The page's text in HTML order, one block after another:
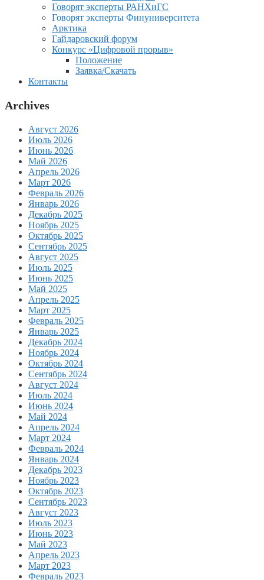
Говорят эксперты РАНХиГС
Говорят эксперты Финуниверситета
Арктика
Гайдаровский форум
Конкурс «Цифровой прорыв»
Положение
Заявка/Скачать
Контакты
Archives
Август 2026
Июль 2026
Июнь 2026
Май 2026
Апрель 2026
Март 2026
Февраль 2026
Январь 2026
Декабрь 2025
Ноябрь 2025
Октябрь 2025
Сентябрь 2025
Август 2025
Июль 2025
Июнь 2025
Май 2025
Апрель 2025
Март 2025
Февраль 2025
Январь 2025
Декабрь 2024
Ноябрь 2024
Октябрь 2024
Сентябрь 2024
Август 2024
Июль 2024
Июнь 2024
Май 2024
Апрель 2024
Март 2024
Февраль 2024
Январь 2024
Декабрь 2023
Ноябрь 2023
Октябрь 2023
Сентябрь 2023
Август 2023
Июль 2023
Июнь 2023
Май 2023
Апрель 2023
Март 2023
Февраль 2023